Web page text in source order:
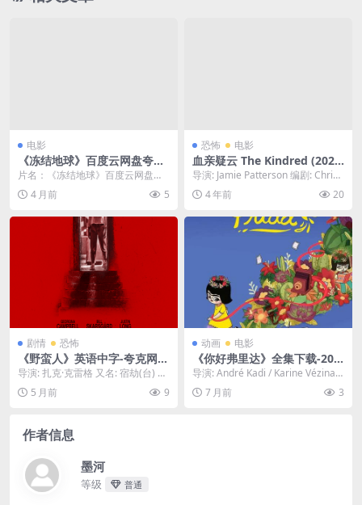
电影
《冻结地球》百度云网盘夸克
下载.阿里云盘.中字.(2026)
片名：《冻结地球》百度云网盘夸
克下载.阿里云盘.中字.(2026) 分
类：电影 ...
4 月前 5
恐怖 电影
血亲疑云 The Kindred (202
1) 1080中字
导演: Jamie Patterson 编剧: Christi
an J. Hea...
4 年前 20
剧情 恐怖
《野蛮人》英语中字-夸克网
盘/百度网盘.(2022)
导演: 扎克·克雷格 又名: 宿劫(台) 资
源下载：野蛮人网盘,百度云盘,夸克
下...5 月前 9
动画 电影
《你好弗里达》全集下载-202
5-同步更新解锁 – 剧情 – [法
国][夸克/百度云]
导演: André Kadi / Karine Vézina
编剧: Anne ...
7 月前 3
作者信息
墨河
等级 普通